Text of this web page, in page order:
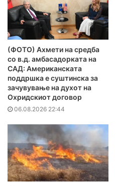
(ФОТО) Ахмети на средба
со в.д. амбасадорката на
САД: Американската
поддршка е суштинска за
зачувување на духот на
Охридскиот договор
06.08.2026 22:44